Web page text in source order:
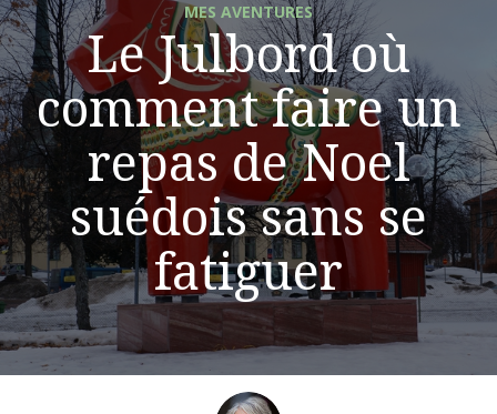
MES AVENTURES
Le Julbord où
comment faire un
repas de Noel
suédois sans se
fatiguer